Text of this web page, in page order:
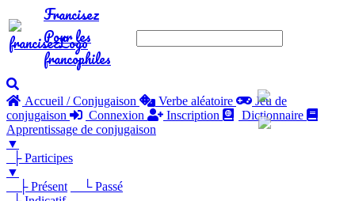
Francisez
Pour les
francophiles
Accueil / Conjugaison Verbe aléatoire
Jeu de
conjugaison
Connexion Inscription
Dictionnaire
Apprentissage de conjugaison
▼
├ Participes
▼
├ Présent
└ Passé